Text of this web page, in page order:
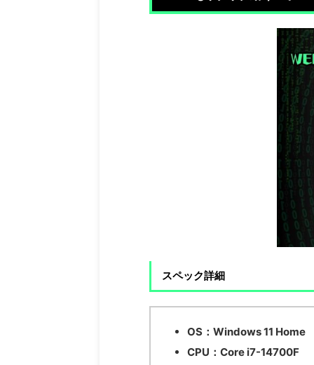
スペック詳細
OS： Windows 11 Home
CPU： Core i7-14700F